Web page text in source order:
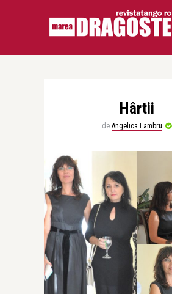
Hârtii
de Angelica Lambru